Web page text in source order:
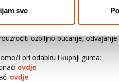
sve
vlasnika vozila.
ozbiljno pucanje,
pri odabiru i kupnji guma:
ovdje
ovdje